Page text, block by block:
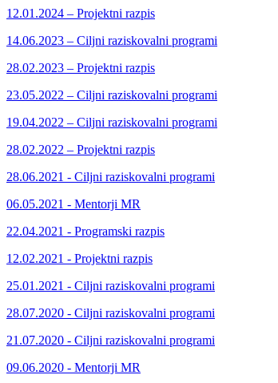
12.01.2024 – Projektni razpis
14.06.2023 – Ciljni raziskovalni programi
28.02.2023 – Projektni razpis
23.05.2022 – Ciljni raziskovalni programi
19.04.2022 – Ciljni raziskovalni programi
28.02.2022 – Projektni razpis
28.06.2021 - Ciljni raziskovalni programi
06.05.2021 - Mentorji MR
22.04.2021 - Programski razpis
12.02.2021 - Projektni razpis
25.01.2021 - Ciljni raziskovalni programi
28.07.2020 - Ciljni raziskovalni programi
21.07.2020 - Ciljni raziskovalni programi
09.06.2020 - Mentorji MR